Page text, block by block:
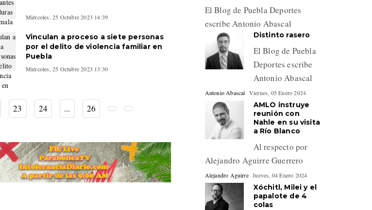
Miércoles, 25 Octubre 2023 14:39
Vinculan a proceso a siete personas
por el delito de violencia familiar en
Puebla
Miércoles, 25 Octubre 2023 13:30
23 24 ...
26
El Blog de Puebla Deportes
escribe Antonio Abascal
Distinto rasero
El Blog de Puebla
Deportes escribe
Antonio Abascal
Antonio Abascal Viernes, 05 Enero 2024
AMLO instruye
reunión con
Nahle en su visita
a Río Blanco
Al respecto por
Alejandro Aguirre Guerrero
Alejandro Aguirre Jueves, 04 Enero 2024
Xóchitl, Milei y el
papalote de 4
colas